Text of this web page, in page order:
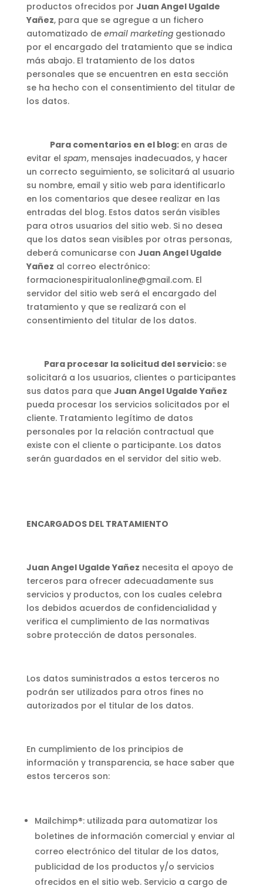
productos ofrecidos por Juan Angel Ugalde
Yañez, para que se agregue a un fichero
automatizado de email marketinggestionado
por el encargado del tratamiento que se indica
más abajo. El tratamiento de los datos
personales que se encuentren en esta sección
se ha hecho con el consentimiento del titular de
los datos.
Para comentarios en el blog: en aras de
evitar el spam, mensajes inadecuados, y hacer
un correcto seguimiento, se solicitará al usuario
su nombre, email y sitio web para identificarlo
en los comentarios que desee realizar en las
entradas del blog. Estos datos serán visibles
para otros usuarios del sitio web. Si no desea
que los datos sean visibles por otras personas,
deberá comunicarse con Juan Angel Ugalde
Yañez al correo electrónico:
formacionespiritualonline@gmail.com. El
servidor del sitio web será el encargado del
tratamiento y que se realizará con el
consentimiento del titular de los datos.
Para procesar la solicitud del servicio: se
solicitará a los usuarios, clientes o participantes
sus datos para que Juan Angel Ugalde Yañez
pueda procesar los servicios solicitados por el
cliente. Tratamiento legítimo de datos
personales por la relación contractual que
existe con el cliente o participante. Los datos
serán guardados en el servidor del sitio web.
ENCARGADOS DEL TRATAMIENTO
Juan Angel Ugalde Yañez necesita el apoyo de
terceros para ofrecer adecuadamente sus
servicios y productos, con los cuales celebra
los debidos acuerdos de confidencialidad y
verifica el cumplimiento de las normativas
sobre protección de datos personales.
Los datos suministrados a estos terceros no
podrán ser utilizados para otros fines no
autorizados por el titular de los datos.
En cumplimiento de los principios de
información y transparencia, se hace saber que
estos terceros son:
Mailchimp®: utilizada para automatizar los
boletines de información comercial y enviar al
correo electrónico del titular de los datos,
publicidad de los productos y/o servicios
ofrecidos en el sitio web. Servicio a cargo de